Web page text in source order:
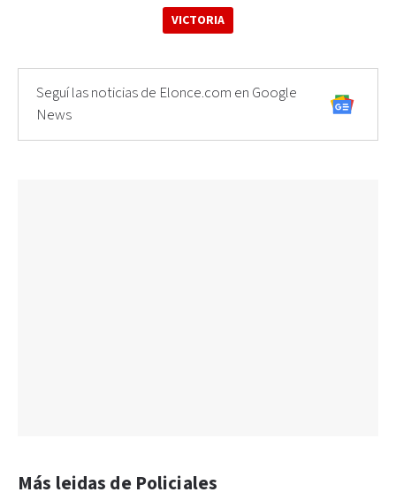
VICTORIA
Seguí las noticias de Elonce.com en Google
News
Más leidas de Policiales